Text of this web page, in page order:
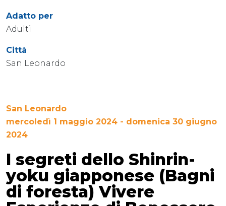
Adatto per
Adulti
Città
San Leonardo
San Leonardo
mercoledì 1 maggio 2024 - domenica 30 giugno
2024
I segreti dello Shinrin-
yoku giapponese (Bagni
di foresta) Vivere